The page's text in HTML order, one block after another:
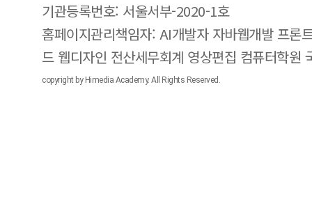
기관등록번호: 서울서부-2020-1호
홈페이지관리책임자: AI개발자 자바웹개발 프론
드 웹디자인 전산세무회계 영상편집 컴퓨터학원
copyright by Himedia Academy. All Rights Reserved.